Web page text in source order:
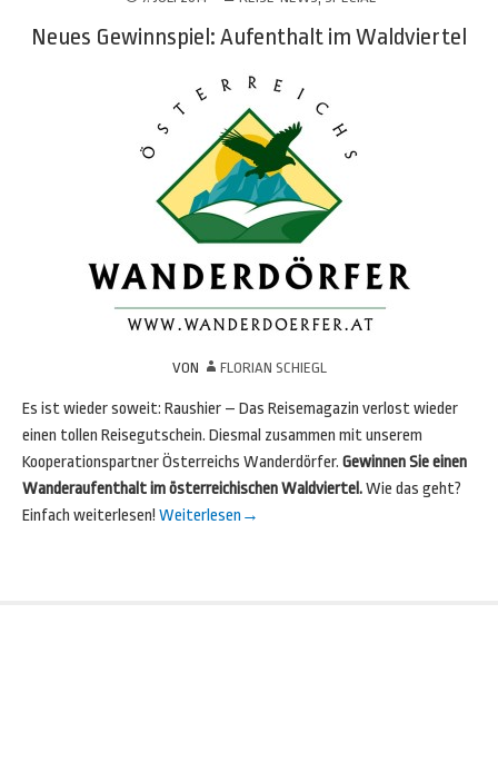
Neues Gewinnspiel: Aufenthalt im Waldviertel
VON FLORIAN SCHIEGL
Es ist wieder soweit: Raushier – Das Reisemagazin verlost wieder
einen tollen Reisegutschein. Diesmal zusammen mit unserem
Kooperationspartner Österreichs Wanderdörfer. Gewinnen Sie einen
Wanderaufenthalt im österreichischen Waldviertel.Wie das geht?
Einfach weiterlesen! Weiterlesen →